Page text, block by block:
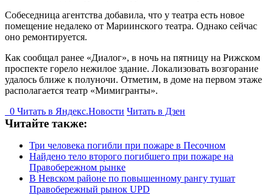
Собеседница агентства добавила, что у театра есть новое
помещение недалеко от Мариинского театра. Однако сейчас
оно ремонтируется.
Как сообщал ранее «Диалог», в ночь на пятницу на Рижском
проспекте горело нежилое здание. Локализовать возгорание
удалось ближе к полуночи. Отметим, в доме на первом этаже
располагается театр «Мимигранты».
0 Читать в Яндекс.Новости Читать в Дзен
Читайте также:
Три человека погибли при пожаре в Песочном
Найдено тело второго погибшего при пожаре на
Правобережном рынке
В Невском районе по повышенному рангу тушат
Правобережный рынок UPD